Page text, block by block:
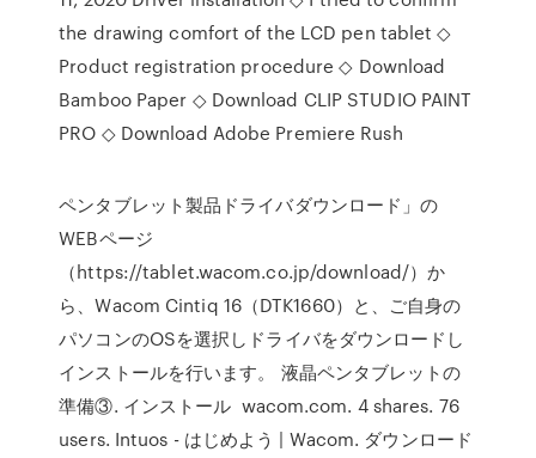
the drawing comfort of the LCD pen tablet ◇
Product registration procedure ◇ Download
Bamboo Paper ◇ Download CLIP STUDIO PAINT
PRO ◇ Download Adobe Premiere Rush
ペンタブレット製品ドライバダウンロード」の
WEBページ
（https://tablet.wacom.co.jp/download/）か
ら、Wacom Cintiq 16（DTK1660）と、ご自身の
パソコンのOSを選択しドライバをダウンロードし
インストールを行います。 液晶ペンタブレットの
準備③. インストール wacom.com. 4 shares. 76
users. Intuos - はじめよう | Wacom. ダウンロード